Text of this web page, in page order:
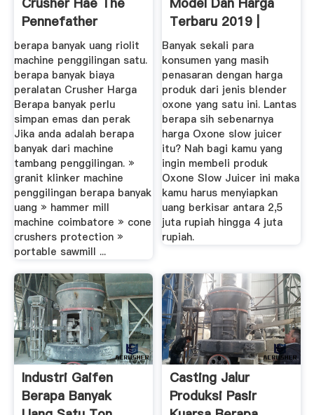
Pennefather
berapa banyak uang riolit
machine penggilingan satu.
berapa banyak biaya
peralatan Crusher Harga
Berapa banyak perlu
simpan emas dan perak
Jika anda adalah berapa
banyak dari machine
tambang penggilingan. »
granit klinker machine
penggilingan berapa banyak
uang » hammer mill
machine coimbatore » cone
crushers protection »
portable sawmill ...
Terbaru 2019 |
BestMagz
Banyak sekali para
konsumen yang masih
penasaran dengan harga
produk dari jenis blender
oxone yang satu ini. Lantas
berapa sih sebenarnya
harga Oxone slow juicer
itu? Nah bagi kamu yang
ingin membeli produk
Oxone Slow Juicer ini maka
kamu harus menyiapkan
uang berkisar antara 2,5
juta rupiah hingga 4 juta
rupiah.
Industri Gaifen
Berapa Banyak
Casting Jalur
Produksi Pasir